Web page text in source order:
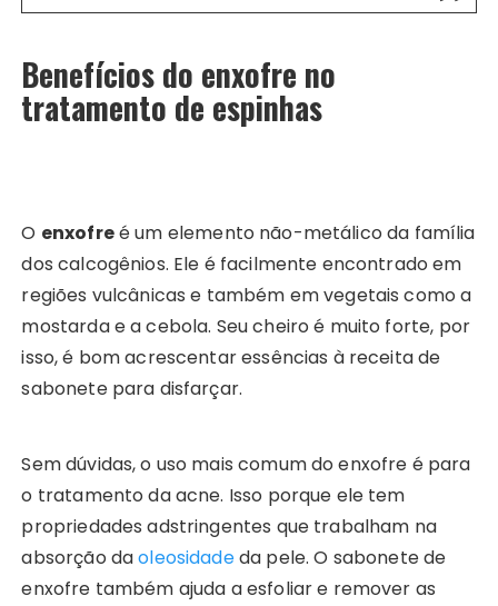
Benefícios do enxofre no
tratamento de espinhas
O enxofreé um elemento não-metálico da família
dos calcogênios. Ele é facilmente encontrado em
regiões vulcânicas e também em vegetais como a
mostarda e a cebola. Seu cheiro é muito forte, por
isso, é bom acrescentar essências à receita de
sabonete para disfarçar.
Sem dúvidas, o uso mais comum do enxofre é para
o tratamento da acne. Isso porque ele tem
propriedades adstringentes que trabalham na
absorção daoleosidadeda pele. O sabonete de
enxofre também ajuda a esfoliar e remover as